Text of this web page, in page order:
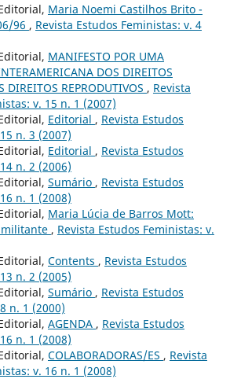
Maria Noemi Castilhos Brito -
96 , Revista Estudos Feministas: v. 4
MANIFESTO POR UMA
DOS DIREITOS
DIREITOS REPRODUTIVOS , Revista
v. 15 n. 1 (2007)
Editorial , Revista Estudos
n. 3 (2007)
Editorial , Revista Estudos
n. 2 (2006)
Sumário , Revista Estudos
n. 1 (2008)
Maria Lúcia de Barros Mott:
, Revista Estudos Feministas: v.
Contents , Revista Estudos
n. 2 (2005)
Sumário , Revista Estudos
n. 1 (2000)
AGENDA , Revista Estudos
n. 1 (2008)
COLABORADORAS/ES , Revista
v. 16 n. 1 (2008)